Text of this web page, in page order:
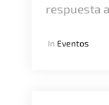
respuesta
In Eventos